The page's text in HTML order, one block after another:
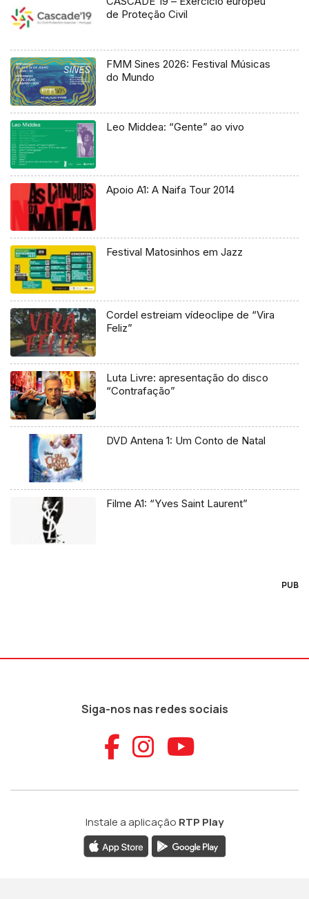
de Proteção Civil
FMM Sines 2026: Festival Músicas
do Mundo
Leo Middea: “Gente” ao vivo
Apoio A1: A Naifa Tour 2014
Festival Matosinhos em Jazz
Cordel estreiam vídeoclipe de “Vira
Feliz”
Luta Livre: apresentação do disco
“Contrafação”
DVD Antena 1: Um Conto de Natal
Filme A1: “Yves Saint Laurent”
PUB
Siga-nos nas redes sociais
Aceder ao
Aceder ao
Aceder
Instale a aplicação RTP Play